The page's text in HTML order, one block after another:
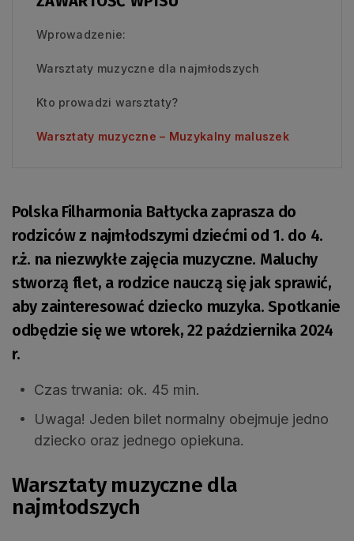
Wprowadzenie:
Warsztaty muzyczne dla najmłodszych
Kto prowadzi warsztaty?
Warsztaty muzyczne – Muzykalny maluszek
Polska Filharmonia Bałtycka zaprasza do
rodziców z najmłodszymi dziećmi od 1. do 4.
r.ż. na niezwykłe zajęcia muzyczne. Maluchy
stworzą flet, a rodzice nauczą się jak sprawić,
aby zainteresować dziecko muzyka. Spotkanie
odbędzie się we wtorek, 22 października 2024
r.
Czas trwania: ok. 45 min.
Uwaga! Jeden bilet normalny obejmuje jedno
dziecko oraz jednego opiekuna.
Warsztaty muzyczne dla
najmłodszych